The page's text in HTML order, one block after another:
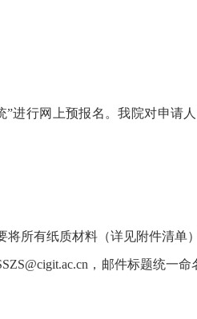
进行网上预报名。我院对申请
所有纸质材料（详见附件清单
，邮件标题统一